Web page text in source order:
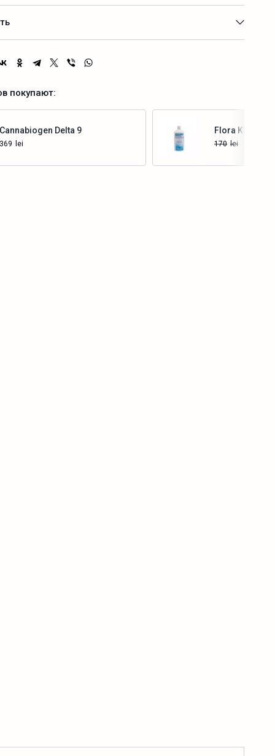
покупают:
Cannabiogen Delta 9
369 lei
Купить
Flora Kleen
170 lei
Купить